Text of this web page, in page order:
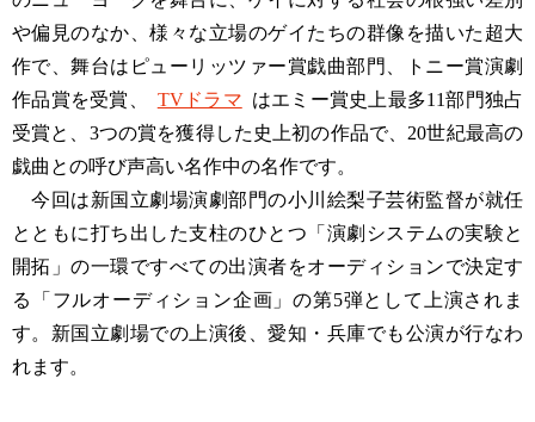
や偏見のなか、様々な立場のゲイたちの群像を描いた超大
作で、舞台はピューリッツァー賞戯曲部門、トニー賞演劇
作品賞を受賞、
TVドラマ はエミー賞史上最多11部門独占
受賞と、3つの賞を獲得した史上初の作品で、20世紀最高の
戯曲との呼び声高い名作中の名作です。
今回は新国立劇場演劇部門の小川絵梨子芸術監督が就任
とともに打ち出した支柱のひとつ「演劇システムの実験と
開拓」の一環ですべての出演者をオーディションで決定す
る「フルオーディション企画」の第5弾として上演されま
す。新国立劇場での上演後、愛知・兵庫でも公演が行なわ
れます。